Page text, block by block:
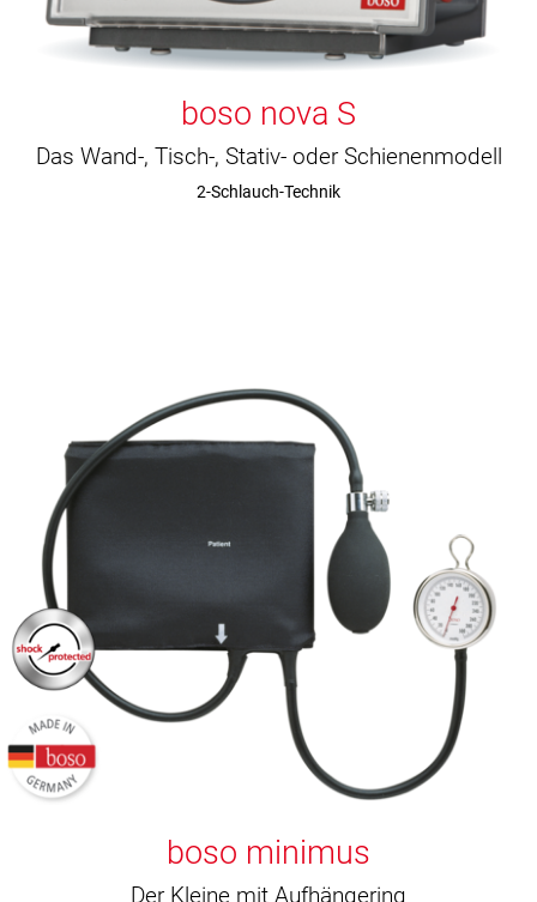
boso nova S
Das Wand-, Tisch-, Stativ- oder Schienenmodell
2-Schlauch-Technik
boso minimus
Der Kleine mit Aufhängering